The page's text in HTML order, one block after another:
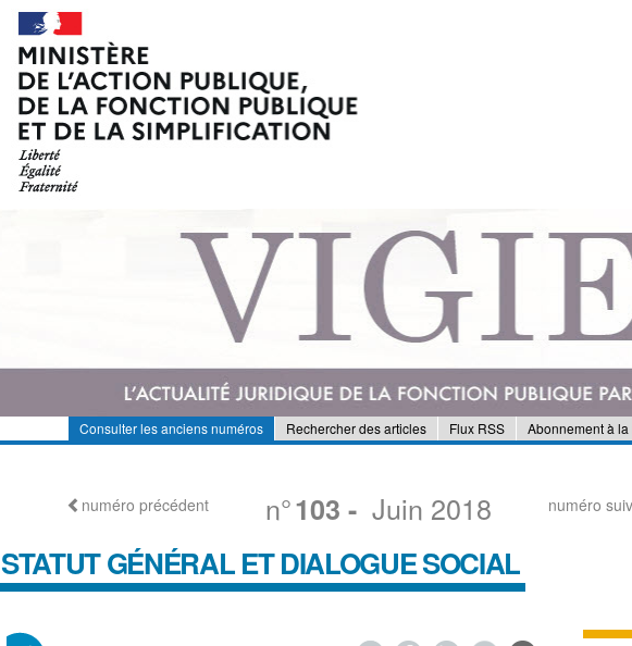
Consulter les anciens numéros Rechercher des articles Flux RSS Abonnement à
numéro précédent n°103 - Juin 2018 numéro
STATUT GÉNÉRAL ET DIALOGUE SOCIAL